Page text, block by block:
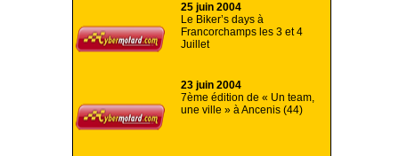
25 juin 2004
Le Biker’s days à
Francorchamps les 3 et 4
Juillet
23 juin 2004
7ème édition de « Un team,
une ville » à Ancenis (44)